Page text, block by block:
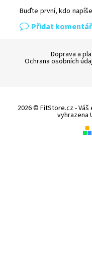
Buďte první, kdo
Přidat komentář
Doprava a
Ochrana osobních
2026 © FitStore.cz -
vyhrazena